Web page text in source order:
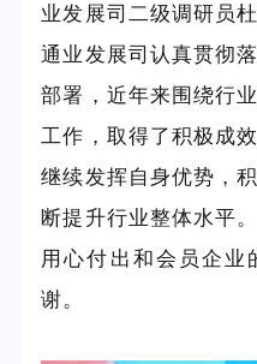
业发展司二级调研员
通业发展司认真贯彻
部署，近年来围绕行
工作，取得了积极成
继续发挥自身优势，
断提升行业整体水平
用心付出和会员企业
谢。